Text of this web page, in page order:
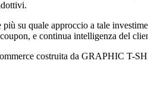
su quale approccio a tale
e continua intelligenza del
costruita da GRAPHIC T-